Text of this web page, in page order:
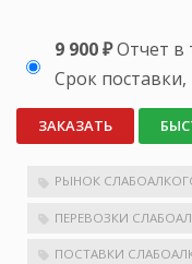
9 900 ₽Отчет в
Срок поставки,
ЗАКАЗАТЬ
РЫНОК
ПЕРЕВОЗКИ
ПОСТАВКИ